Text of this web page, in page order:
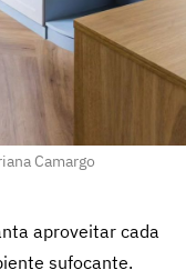
Camargo
aproveitar cada
sufocante.